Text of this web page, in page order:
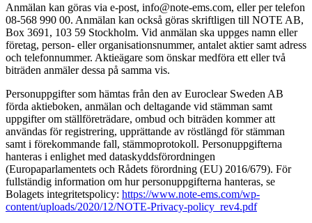
Anmälan kan göras via e-post, info@note-ems.com, eller per telefon
08-568 990 00. Anmälan kan också göras skriftligen till NOTE AB,
Box 3691, 103 59 Stockholm. Vid anmälan ska uppges namn eller
företag, person- eller organisationsnummer, antalet aktier samt adress
och telefonnummer. Aktieägare som önskar medföra ett eller två
biträden anmäler dessa på samma vis.
Personuppgifter som hämtas från den av Euroclear Sweden AB
förda aktieboken, anmälan och deltagande vid stämman samt
uppgifter om ställföreträdare, ombud och biträden kommer att
användas för registrering, upprättande av röstlängd för stämman
samt i förekommande fall, stämmoprotokoll. Personuppgifterna
hanteras i enlighet med dataskyddsförordningen
(Europaparlamentets och Rådets förordning (EU) 2016/679). För
fullständig information om hur personuppgifterna hanteras, se
Bolagets integritetspolicy: https://www.note-ems.com/wp-
content/uploads/2020/12/NOTE-Privacy-policy_rev4.pdf